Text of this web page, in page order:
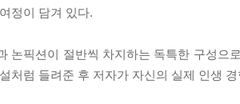
정이 담겨 있다.
논픽션이 절반씩 차지하는 독특한 구성으
처럼 들려준 후 저자가 자신의 실제 인생